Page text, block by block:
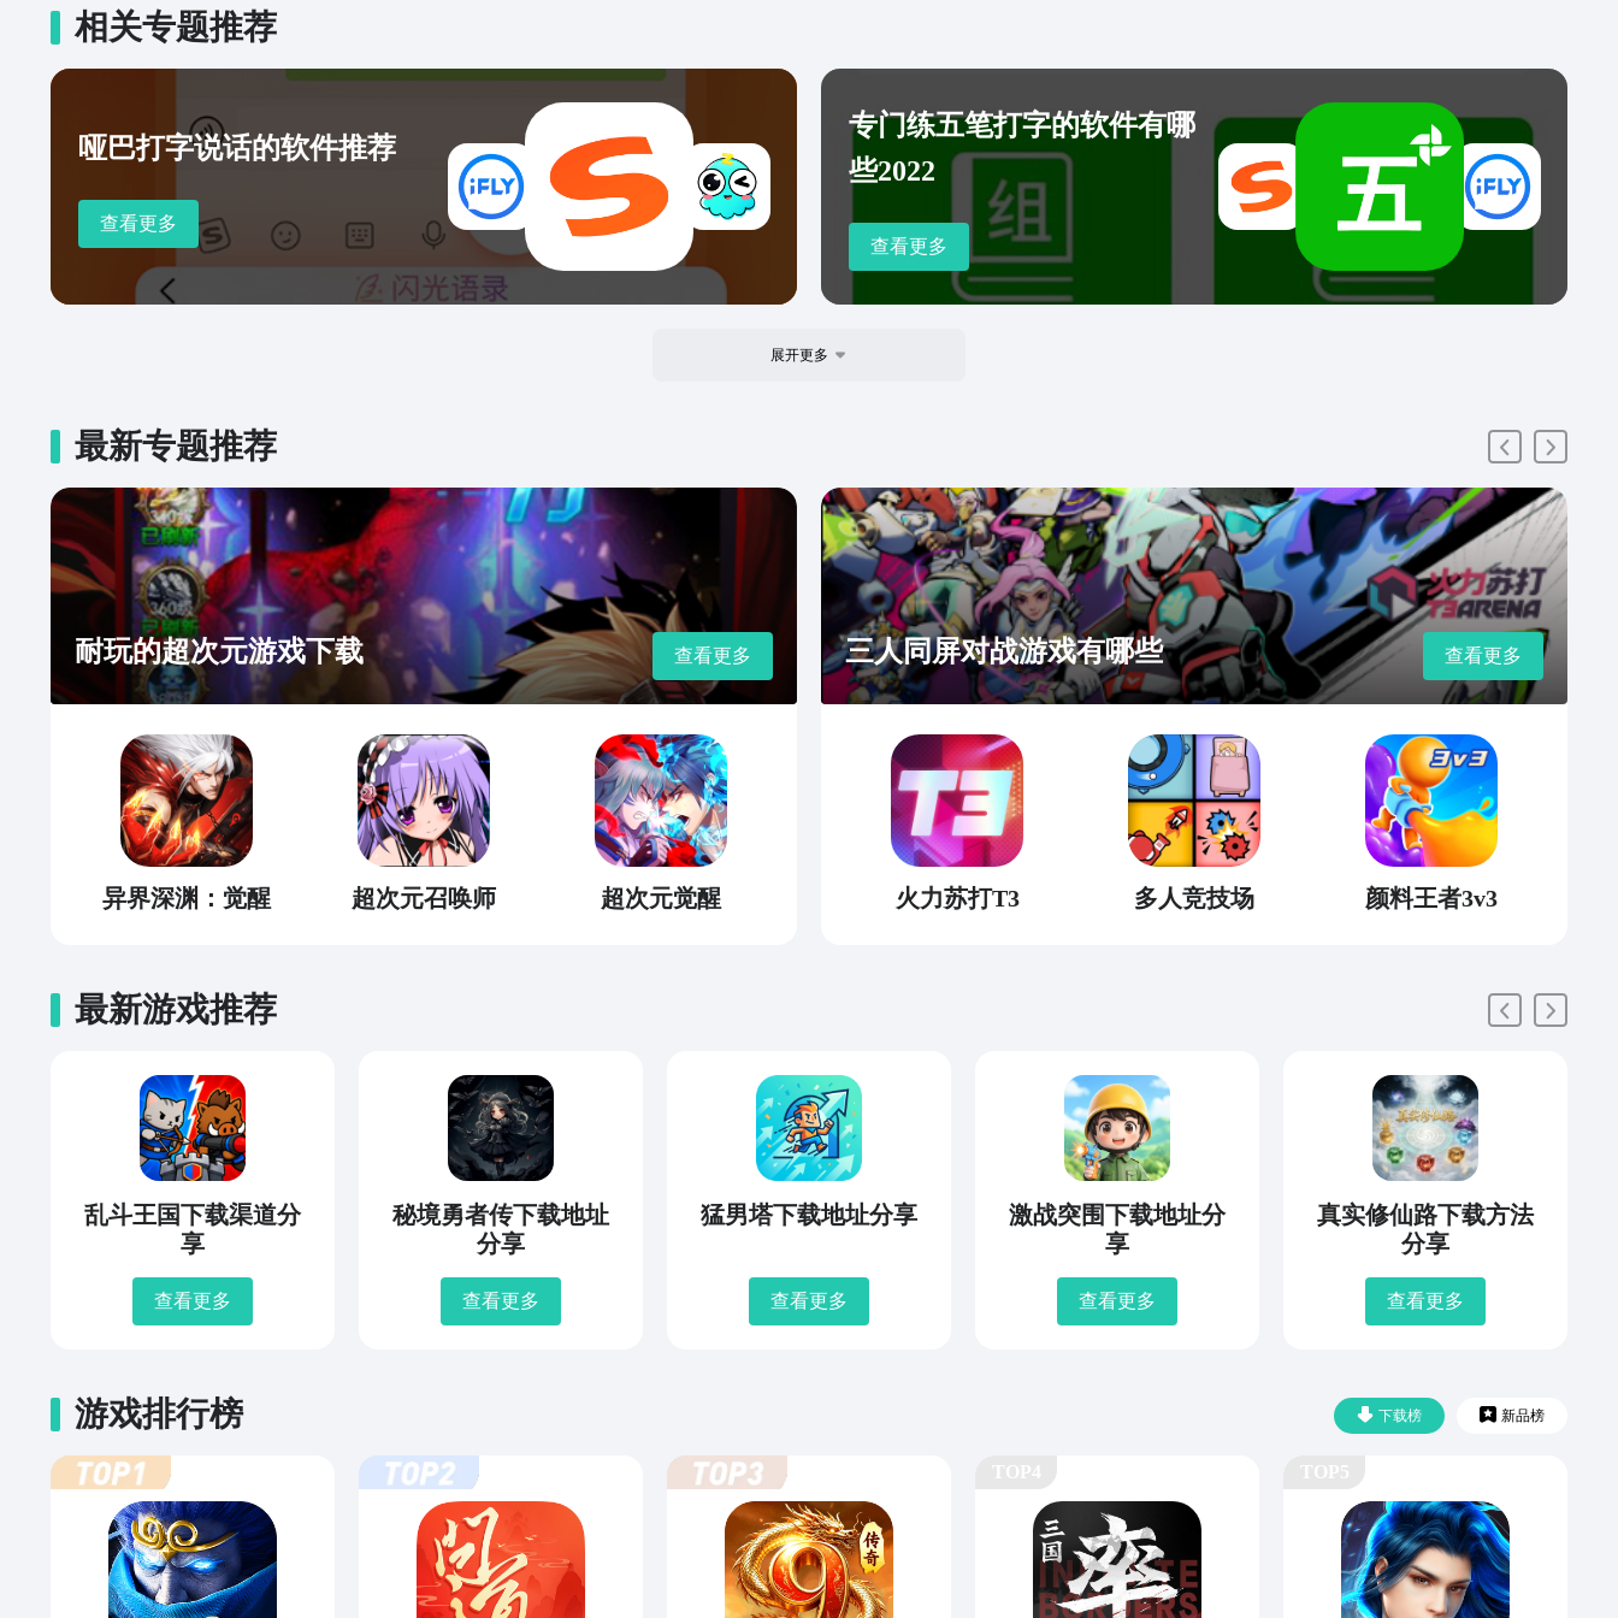
相关专题推荐
哑巴打字说话的软件推荐
查看更多
专门练五笔打字的软件有哪
些2022
查看更多
展开更多
最新专题推荐
耐玩的超次元游戏下载 查看更多
异界深渊：觉醒 超次元召唤师 超次元觉醒
三人同屏对战游戏有哪些 查看更多
火力苏打T3 多人竞技场 颜料王者3v3
最新游戏推荐
乱斗王国下载渠道分
享
查看更多
秘境勇者传下载地址
分享
查看更多
猛男塔下载地址分享
查看更多
激战突围下载地址分
享
查看更多
真实修仙路下载方法
分享
查看更多
下载榜 新品榜
游戏排行榜